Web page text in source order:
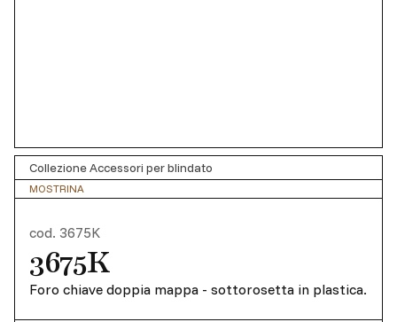
Collezione Accessori per blindato
MOSTRINA
cod. 3675K
3675K
Foro chiave doppia mappa - sottorosetta in plastica.